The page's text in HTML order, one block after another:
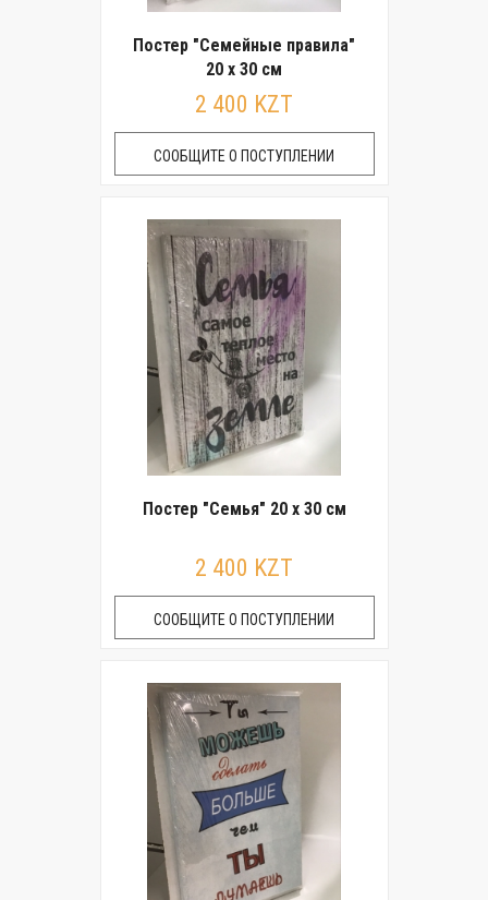
Постер "Семейные правила"
20 x 30 см
2 400 KZT
СООБЩИТЕ О ПОСТУПЛЕНИИ
Постер "Семья" 20 x 30 см
2 400 KZT
СООБЩИТЕ О ПОСТУПЛЕНИИ